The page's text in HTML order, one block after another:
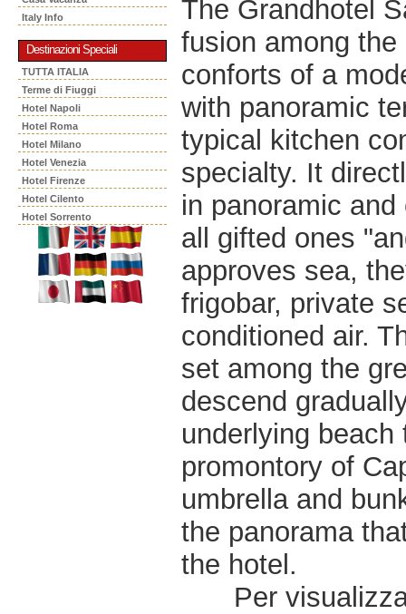
Italy Info
Destinazioni Speciali
TUTTA ITALIA
Terme di Fiuggi
Hotel Napoli
Hotel Roma
Hotel Milano
Hotel Venezia
Hotel Firenze
Hotel Cilento
Hotel Sorrento
The Grandhotel
fusion among
conforts of a
with panoramic
typical kitchen
specialty. It
in panoramic
all gifted ones
approves sea,
frigobar, private
conditioned air.
set among the
descend
underlying
promontory of
umbrella and
the panorama
the hotel.
Per